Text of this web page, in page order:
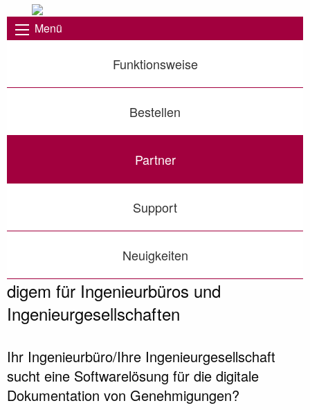
Menü
Funktionsweise
Bestellen
Partner
Support
Neuigkeiten
digem für Ingenieurbüros und
Ingenieurgesellschaften
Ihr Ingenieurbüro/Ihre Ingenieurgesellschaft
sucht eine Softwarelösung für die digitale
Dokumentation von Genehmigungen?